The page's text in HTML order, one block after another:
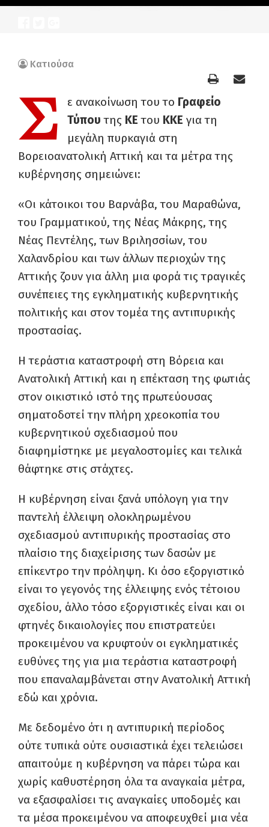
Κατιούσα
Σ ε ανακοίνωση του το Γραφείο
Τύπου της ΚΕ του ΚΚΕ για τη
μεγάλη πυρκαγιά στη
Βορειοανατολική Αττική και τα μέτρα της
κυβέρνησης σημειώνει:
«Οι κάτοικοι του Βαρνάβα, του Μαραθώνα,
του Γραμματικού, της Νέας Μάκρης, της
Νέας Πεντέλης, των Βριλησσίων, του
Χαλανδρίου και των άλλων περιοχών της
Αττικής ζουν για άλλη μια φορά τις τραγικές
συνέπειες της εγκληματικής κυβερνητικής
πολιτικής και στον τομέα της αντιπυρικής
προστασίας.
Η τεράστια καταστροφή στη Βόρεια και
Ανατολική Αττική και η επέκταση της φωτιάς
στον οικιστικό ιστό της πρωτεύουσας
σηματοδοτεί την πλήρη χρεοκοπία του
κυβερνητικού σχεδιασμού που
διαφημίστηκε με μεγαλοστομίες και τελικά
θάφτηκε στις στάχτες.
Η κυβέρνηση είναι ξανά υπόλογη για την
παντελή έλλειψη ολοκληρωμένου
σχεδιασμού αντιπυρικής προστασίας στο
πλαίσιο της διαχείρισης των δασών με
επίκεντρο την πρόληψη. Κι όσο εξοργιστικό
είναι το γεγονός της έλλειψης ενός τέτοιου
σχεδίου, άλλο τόσο εξοργιστικές είναι και οι
φτηνές δικαιολογίες που επιστρατεύει
προκειμένου να κρυφτούν οι εγκληματικές
ευθύνες της για μια τεράστια καταστροφή
που επαναλαμβάνεται στην Ανατολική Αττική
εδώ και χρόνια.
Με δεδομένο ότι η αντιπυρική περίοδος
ούτε τυπικά ούτε ουσιαστικά έχει τελειώσει
απαιτούμε η κυβέρνηση να πάρει τώρα και
χωρίς καθυστέρηση όλα τα αναγκαία μέτρα,
να εξασφαλίσει τις αναγκαίες υποδομές και
τα μέσα προκειμένου να αποφευχθεί μια νέα